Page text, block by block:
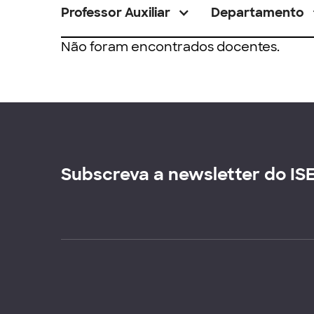
Professor Auxiliar Departamento
Não foram encontrados docentes.
Subscreva a newsletter do